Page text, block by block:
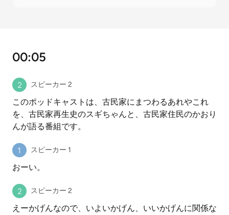
00:05
スピーカー 2
このポッドキャストは、古民家にまつわるあれやこれ
を、古民家再生史のスギちゃんと、古民家住民のかおり
んが語る番組です。
スピーカー 1
おーい。
スピーカー 2
えーかげんなので、いよいかげん、いいかげんに関係な